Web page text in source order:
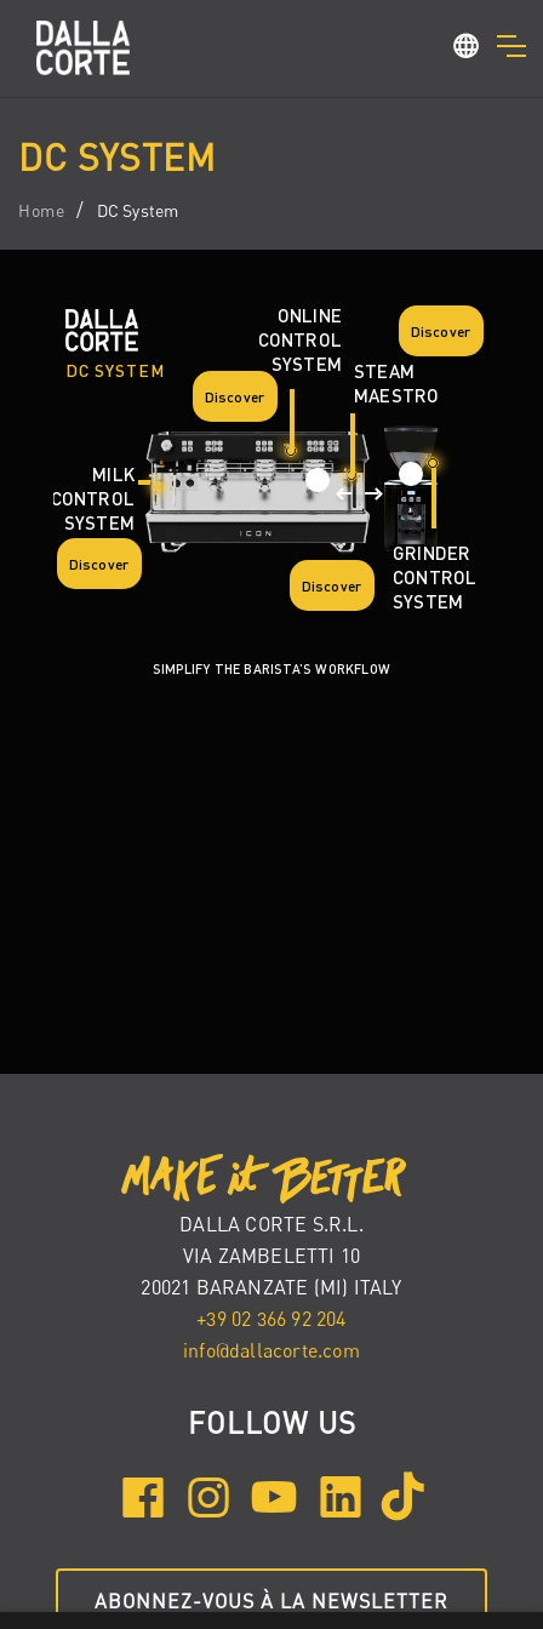
DC SYSTEM
Home DC System
DALLA CORTE S.R.L.
VIA ZAMBELETTI 10
20021 BARANZATE (MI) ITALY
+39 02 366 92 204
info@dallacorte.com
FOLLOW US
ABONNEZ-VOUS À LA NEWSLETTER